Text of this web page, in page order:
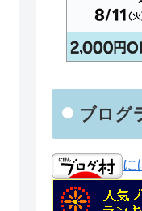
ブログ
に